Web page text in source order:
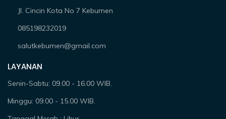
Jl. Cincin Kota No 7 Kebumen
085198232019
salutkebumen@gmail.com
LAYANAN
Senin-Sabtu: 09.00 - 16.00 WIB.
Minggu: 09.00 - 15.00 WIB.